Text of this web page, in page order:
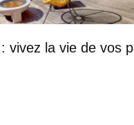
vivez la vie de vos